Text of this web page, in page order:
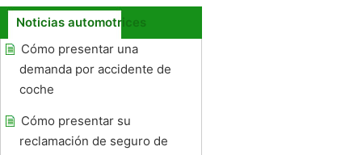
Noticias automotrices
Cómo presentar una
demanda por accidente de
coche
Cómo presentar su
reclamación de seguro de